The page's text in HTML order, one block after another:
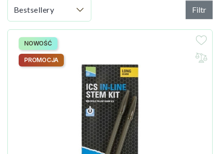
Filtr
NOWOŚĆ
PROMOCJA